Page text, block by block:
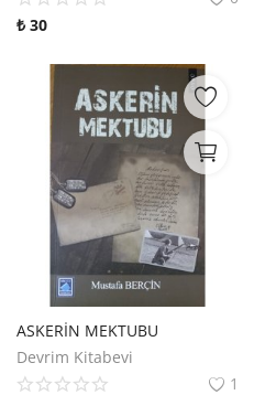
₺ 30
ASKERİN MEKTUBU
Devrim Kitabevi
1